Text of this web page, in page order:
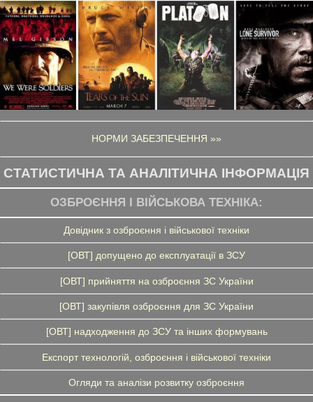
НОРМИ ЗАБЕЗПЕЧЕННЯ »»
СТАТИСТИЧНА ТА АНАЛІТИЧНА ІНФОРМАЦІЯ
ОЗБРОЄННЯ І ВІЙСЬКОВА ТЕХНІКА:
Довідник з озброєння і військової техніки
[ОВТ] допущено до експлуатації в ЗСУ
[ОВТ] прийняття на озброєння ЗС України
[ОВТ] закупівля озброєння для ЗС України
[ОВТ] надходження до ЗСУ та інших формувань
Експорт технологій, озброєння і військової техніки
Огляди та аналізи розвитку озброєння